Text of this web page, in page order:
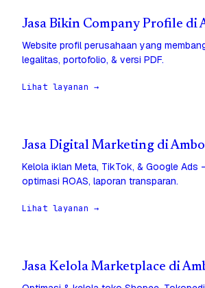
Jasa Bikin Company Profile di
Website profil perusahaan yang
legalitas, portofolio, & versi PDF.
Lihat layanan →
Jasa Digital Marketing di
Kelola iklan Meta, TikTok, & Google Ads
optimasi ROAS, laporan transparan.
Lihat layanan →
Jasa Kelola Marketplace di